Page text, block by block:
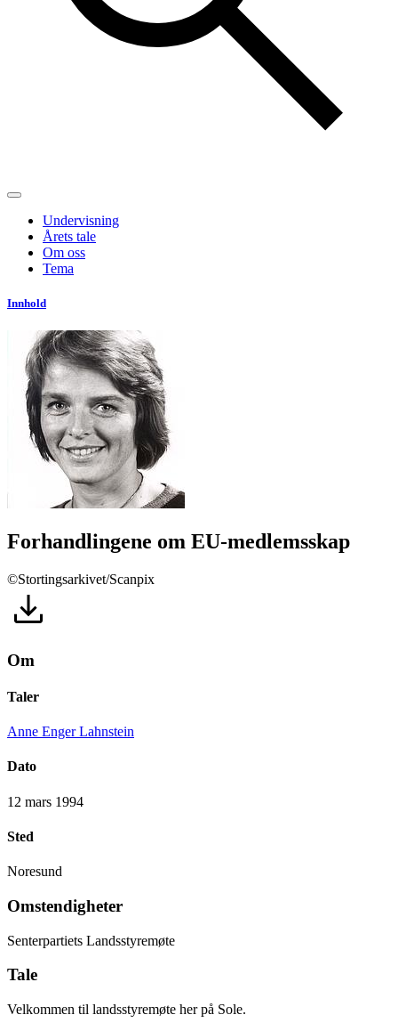
Undervisning
Årets tale
Om oss
Tema
Innhold
Forhandlingene om EU-medlemsskap
©Stortingsarkivet/Scanpix
Om
Taler
Anne Enger Lahnstein
Dato
12 mars 1994
Sted
Noresund
Omstendigheter
Senterpartiets Landsstyremøte
Tale
Velkommen til landsstyremøte her på Sole.